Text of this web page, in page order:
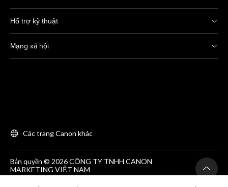
Hổ trợ kỹ thuật
Mạng xã hội
Các trang Canon khác
Bản quyền © 2026 CÔNG TY TNHH CANON
MARKETING VIỆT NAM
GCNĐKDN số 0311869297, do SKH&DT HCM cấp lần